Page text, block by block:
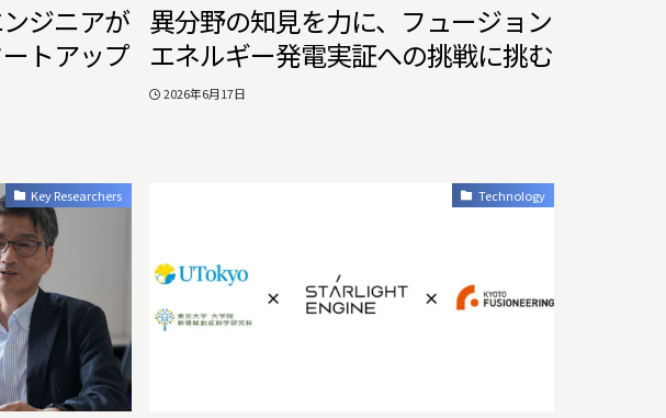
ジニアが
トアップ
異分野の知見を力に、フュージョン
エネルギー発電実証への挑戦に挑む
2026年6月17日
Key Researchers Technology